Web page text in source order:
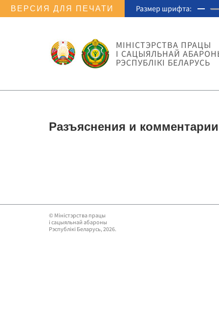
ВЕРСИЯ ДЛЯ ПЕЧАТИ Размер шрифта:
МIНIСТЭРСТВА ПРАЦЫ
I САЦЫЯЛЬНАЙ
РЭСПУБЛІКІ БЕЛАРУСЬ
Разъяснения и
© Мiнiстэрства працы
i сацыяльнай абароны
Рэспублікі Беларусь, 2026.